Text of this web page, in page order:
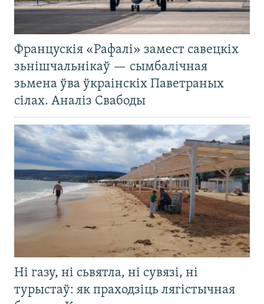
Францускія «Рафалі» замест савецкіх
зьнішчальнікаў — сымбалічная
зьмена ўва ўкраінскіх Паветраных
сілах. Аналіз Свабоды
Ні газу, ні сьвятла, ні сувязі, ні
турыстаў: як праходзіць лягістычная